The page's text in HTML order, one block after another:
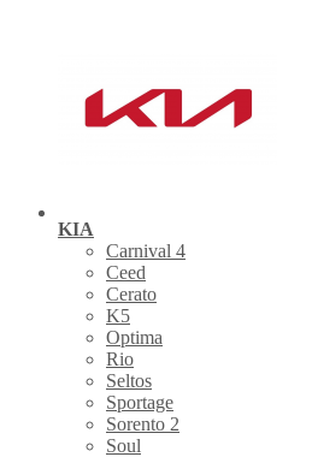
KIA
Carnival 4
Ceed
Cerato
K5
Optima
Rio
Seltos
Sportage
Sorento 2
Soul